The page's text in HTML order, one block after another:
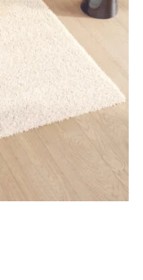
Weise ändern,
wie zum Beispiel
in der Sie sich